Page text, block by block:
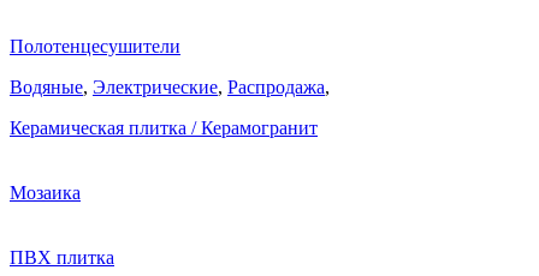
Полотенцесушители
Водяные, Электрические, Распродажа,
Керамическая плитка / Керамогранит
Мозаика
ПВХ плитка